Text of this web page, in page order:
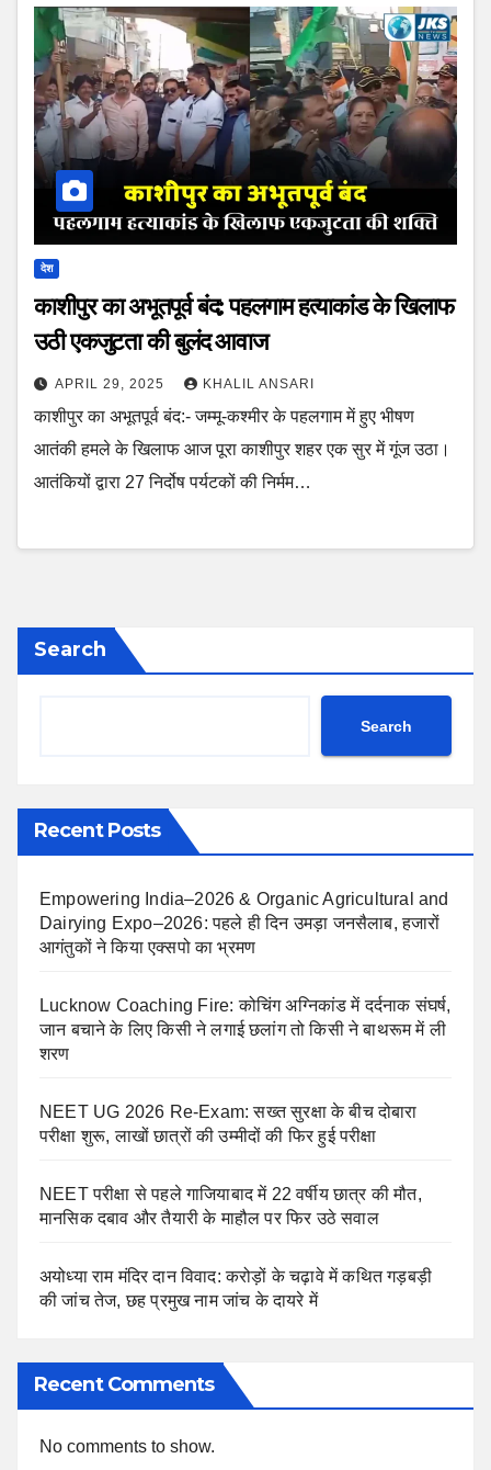
देश
काशीपुर का अभूतपूर्व बंद: पहलगाम हत्याकांड के खिलाफ
उठी एकजुटता की बुलंद आवाज
APRIL 29, 2025 KHALIL ANSARI
काशीपुर का अभूतपूर्व बंद:- जम्मू-कश्मीर के पहलगाम में हुए भीषण
आतंकी हमले के खिलाफ आज पूरा काशीपुर शहर एक सुर में गूंज उठा।
आतंकियों द्वारा 27 निर्दोष पर्यटकों की निर्मम…
Search
Search
Recent Posts
Empowering India–2026 & Organic Agricultural and
Dairying Expo–2026: पहले ही दिन उमड़ा जनसैलाब, हजारों
आगंतुकों ने किया एक्सपो का भ्रमण
Lucknow Coaching Fire: कोचिंग अग्निकांड में दर्दनाक संघर्ष,
जान बचाने के लिए किसी ने लगाई छलांग तो किसी ने बाथरूम में ली
शरण
NEET UG 2026 Re-Exam: सख्त सुरक्षा के बीच दोबारा
परीक्षा शुरू, लाखों छात्रों की उम्मीदों की फिर हुई परीक्षा
NEET परीक्षा से पहले गाजियाबाद में 22 वर्षीय छात्र की मौत,
मानसिक दबाव और तैयारी के माहौल पर फिर उठे सवाल
अयोध्या राम मंदिर दान विवाद: करोड़ों के चढ़ावे में कथित गड़बड़ी
की जांच तेज, छह प्रमुख नाम जांच के दायरे में
Recent Comments
No comments to show.